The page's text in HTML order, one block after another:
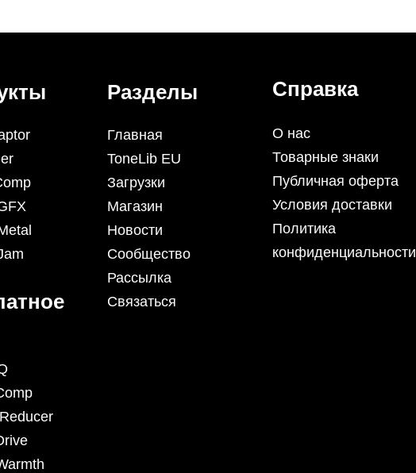
Разделы
Главная
ToneLib EU
Загрузки
Магазин
Новости
Сообщество
Рассылка
Связаться
Справка
О нас
Товарные знаки
Публичная оферта
Условия доставки
Политика
конфиденциальности